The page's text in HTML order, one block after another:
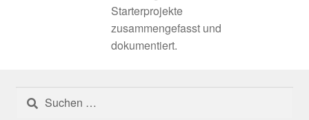
Informations- und Vernetzungsplattformen
Innenentwicklung
Starterprojekte
zusammengefasst und
dokumentiert.
Suchen
nach: